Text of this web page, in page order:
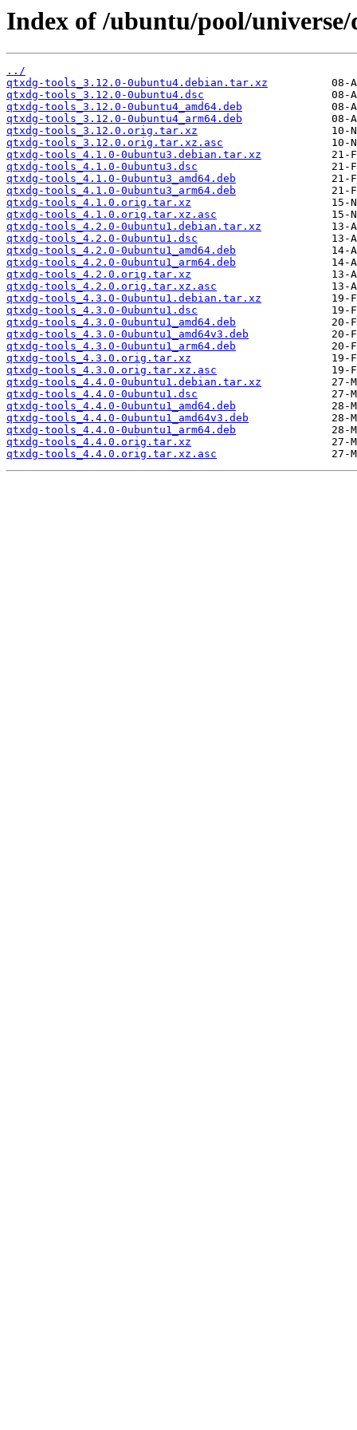
Index of /ubuntu/pool/
../
qtxdg-tools_3.12.0-0ubuntu4.debian.tar.xz
qtxdg-tools_3.12.0-0ubuntu4.dsc
qtxdg-tools_3.12.0-0ubuntu4_amd64.deb
qtxdg-tools_3.12.0-0ubuntu4_arm64.deb
qtxdg-tools_3.12.0.orig.tar.xz
qtxdg-tools_3.12.0.orig.tar.xz.asc
qtxdg-tools_4.1.0-0ubuntu3.debian.tar.xz
qtxdg-tools_4.1.0-0ubuntu3.dsc
qtxdg-tools_4.1.0-0ubuntu3_amd64.deb
qtxdg-tools_4.1.0-0ubuntu3_arm64.deb
qtxdg-tools_4.1.0.orig.tar.xz
qtxdg-tools_4.1.0.orig.tar.xz.asc
qtxdg-tools_4.2.0-0ubuntu1.debian.tar.xz
qtxdg-tools_4.2.0-0ubuntu1.dsc
qtxdg-tools_4.2.0-0ubuntu1_amd64.deb
qtxdg-tools_4.2.0-0ubuntu1_arm64.deb
qtxdg-tools_4.2.0.orig.tar.xz
qtxdg-tools_4.2.0.orig.tar.xz.asc
qtxdg-tools_4.3.0-0ubuntu1.debian.tar.xz
qtxdg-tools_4.3.0-0ubuntu1.dsc
qtxdg-tools_4.3.0-0ubuntu1_amd64.deb
qtxdg-tools_4.3.0-0ubuntu1_amd64v3.deb
qtxdg-tools_4.3.0-0ubuntu1_arm64.deb
qtxdg-tools_4.3.0.orig.tar.xz
qtxdg-tools_4.3.0.orig.tar.xz.asc
qtxdg-tools_4.4.0-0ubuntu1.debian.tar.xz
qtxdg-tools_4.4.0-0ubuntu1.dsc
qtxdg-tools_4.4.0-0ubuntu1_amd64.deb
qtxdg-tools_4.4.0-0ubuntu1_amd64v3.deb
qtxdg-tools_4.4.0-0ubuntu1_arm64.deb
qtxdg-tools_4.4.0.orig.tar.xz
qtxdg-tools_4.4.0.orig.tar.xz.asc